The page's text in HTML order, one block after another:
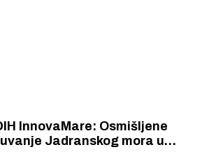
InnovaMare: Osmišljene
Jadranskog mora u